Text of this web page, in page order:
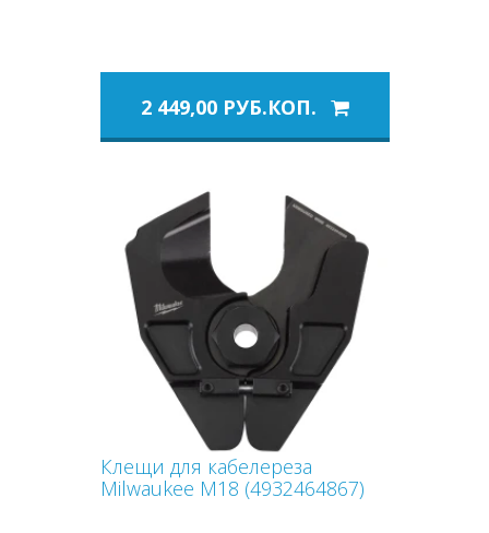
2 449,00 РУБ.КОП.
Клещи для кабелереза
Milwaukee M18 (4932464867)